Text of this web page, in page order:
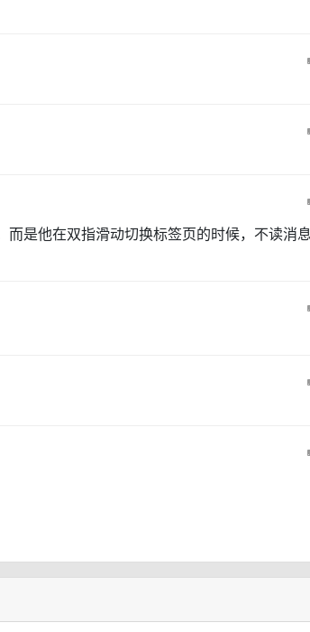
是他在双指滑动切换标签页的时候，不读消